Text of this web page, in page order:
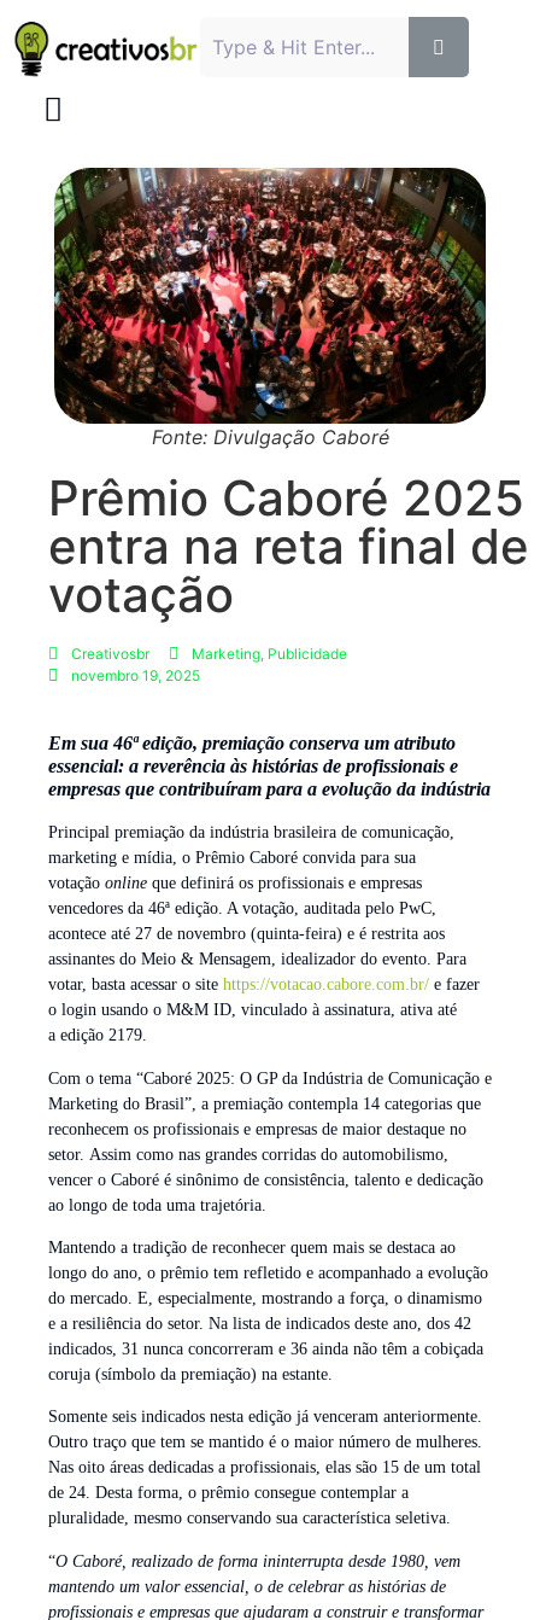
Fonte: Divulgação Caboré
Prêmio Caboré 2025
entra na reta final de
votação
Creativosbr Marketing, Publicidade
novembro 19, 2025
Em sua 46ª edição, premiação conserva um atributo
essencial: a reverência às histórias de profissionais e
empresas que contribuíram para a evolução da indústria
Principal premiação da indústria brasileira de comunicação,
marketing e mídia, o Prêmio Caboré convida para sua
votação online que definirá os profissionais e empresas
vencedores da 46ª edição. A votação, auditada pelo PwC,
acontece até 27 de novembro (quinta-feira) e é restrita aos
assinantes do Meio & Mensagem, idealizador do evento. Para
votar, basta acessar o site https://votacao.cabore.com.br/ e fazer
o login usando o M&M ID, vinculado à assinatura, ativa até
a edição 2179.
Com o tema “Caboré 2025: O GP da Indústria de Comunicação e
Marketing do Brasil”, a premiação contempla 14 categorias que
reconhecem os profissionais e empresas de maior destaque no
setor. Assim como nas grandes corridas do automobilismo,
vencer o Caboré é sinônimo de consistência, talento e dedicação
ao longo de toda uma trajetória.
Mantendo a tradição de reconhecer quem mais se destaca ao
longo do ano, o prêmio tem refletido e acompanhado a evolução
do mercado. E, especialmente, mostrando a força, o dinamismo
e a resiliência do setor. Na lista de indicados deste ano, dos 42
indicados, 31 nunca concorreram e 36 ainda não têm a cobiçada
coruja (símbolo da premiação) na estante.
Somente seis indicados nesta edição já venceram anteriormente.
Outro traço que tem se mantido é o maior número de mulheres.
Nas oito áreas dedicadas a profissionais, elas são 15 de um total
de 24. Desta forma, o prêmio consegue contemplar a
pluralidade, mesmo conservando sua característica seletiva.
“O Caboré, realizado de forma ininterrupta desde 1980, vem
mantendo um valor essencial, o de celebrar as histórias de
profissionais e empresas que ajudaram a construir e transformar